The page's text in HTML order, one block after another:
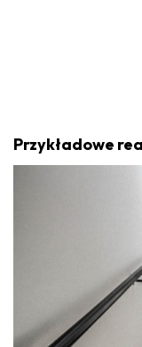
Przykładowe